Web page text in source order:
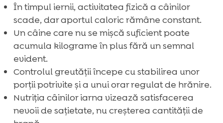
În timpul iernii, activitatea fizică a câinilor
scade, dar aportul caloric rămâne constant.
Un câine care nu se mișcă suficient poate
acumula kilograme în plus fără un semnal
evident.
Controlul greutății începe cu stabilirea unor
porții potrivite și a unui orar regulat de hrănire.
Nutriția câinilor iarna vizează satisfacerea
nevoii de sațietate, nu creșterea cantității de